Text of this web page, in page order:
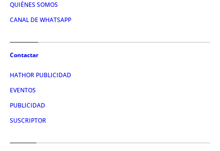
QUIÉNES SOMOS
CANAL DE WHATSAPP
Contactar
HATHOR PUBLICIDAD
EVENTOS
PUBLICIDAD
SUSCRIPTOR